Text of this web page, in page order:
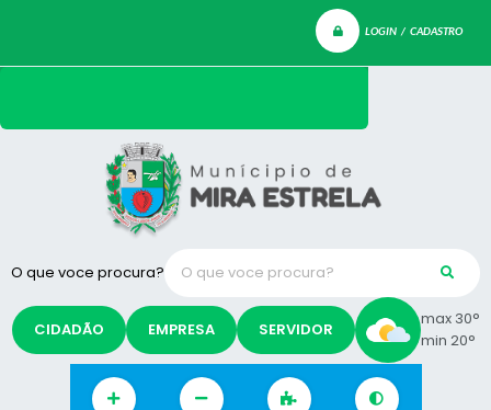
LOGIN / CADASTRO
O que voce procura?
CIDADÃO EMPRESA SERVIDOR
max 30°
min 20°